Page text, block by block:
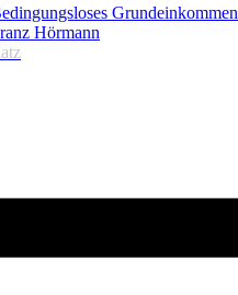
Grundeinkommen
Hörmann